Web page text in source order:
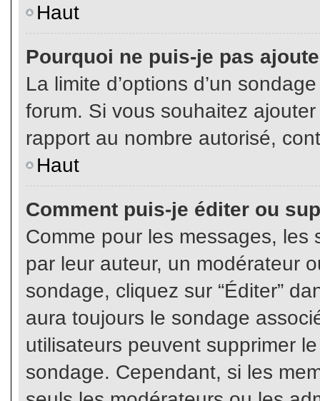
Haut
Pourquoi ne puis-je pas
La limite d’options d’un
forum. Si vous souhaitez
rapport au nombre autorisé,
Haut
Comment puis-je éditer ou
Comme pour les messages,
par leur auteur, un modérateur
sondage, cliquez sur “Éditer”
aura toujours le sondage
utilisateurs peuvent supprimer
sondage. Cependant, si les